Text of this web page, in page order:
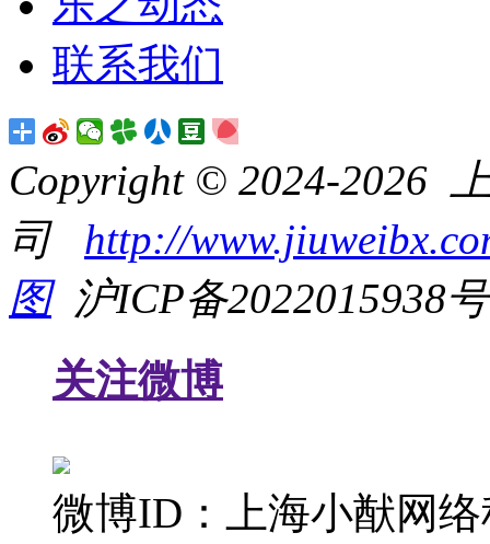
联系我们
Copyright © 2024-2026
司 http://
图沪ICP备2022015938号
关注微博
微博ID：上海小猷网